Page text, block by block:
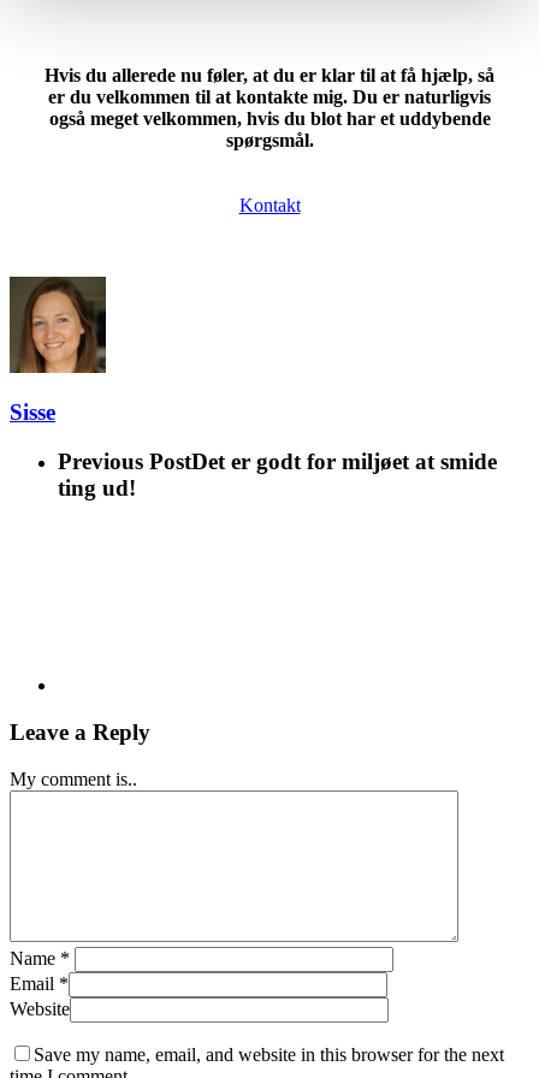
Hvis du allerede nu føler, at du er klar til at få hjælp, så
er du velkommen til at kontakte mig. Du er naturligvis
også meget velkommen, hvis du blot har et uddybende
spørgsmål.
Kontakt
Sisse
Previous PostDet er godt for miljøet at smide
ting ud!
Leave a Reply
My comment is..
Name *
Email *
Website
Save my name, email, and website in this browser for the next